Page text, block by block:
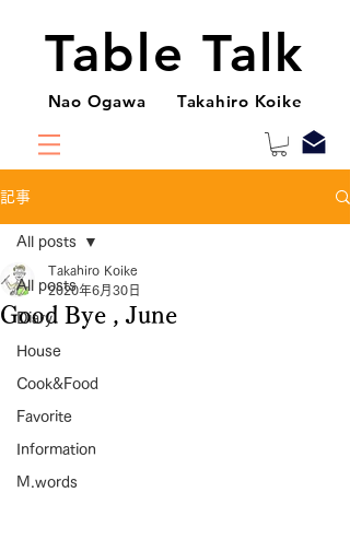
Table Talk
Nao Ogawa Takahiro Koike
記事
All posts
Diary
House
Cook&Food
Favorite
Information
M.words
All posts
Good Bye , June
Takahiro Koike
2020年6月30日